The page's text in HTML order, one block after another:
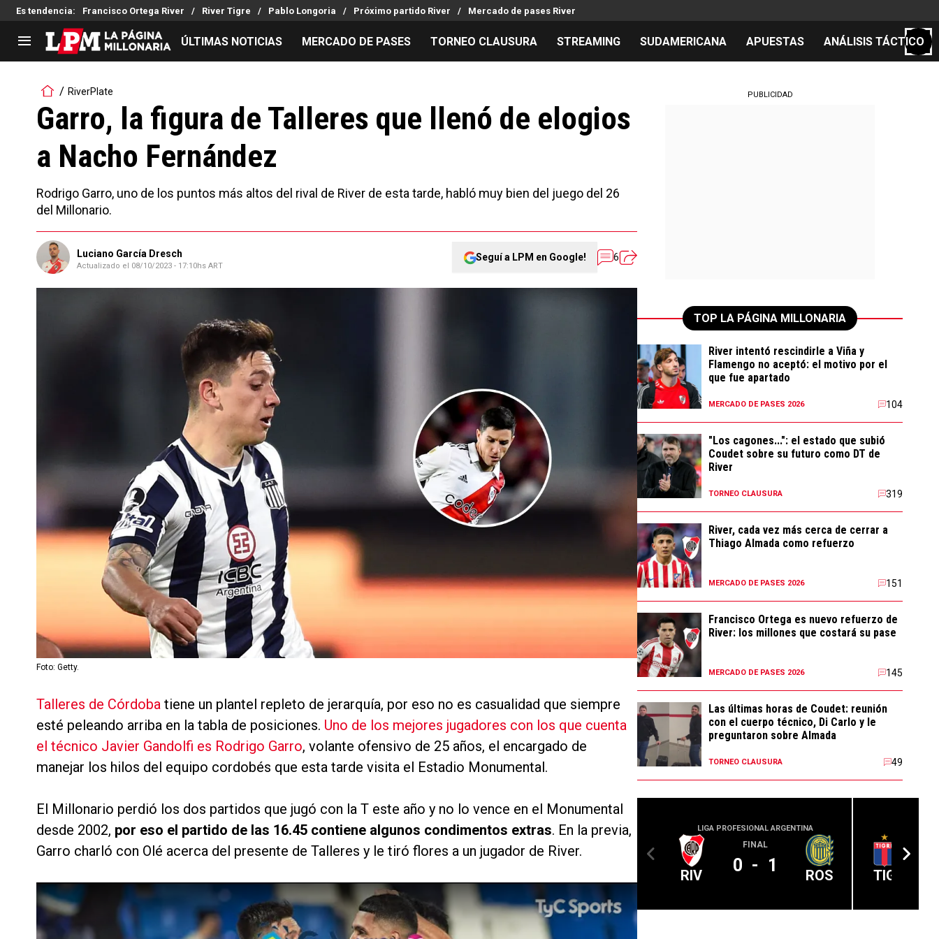
Es tendencia: Francisco Ortega River River Tigre Pablo Longoria Próximo partido River Mercado de pases River
LIGA PROFESIONAL
Noticias
Tabla de posiciones
Fixture
Reserva
Copa Sudamericana
Copa Argentina
Selección Argentina
Mercado de Pases
Análisis tácticos
Streaming
Entradas
Noticias
Guías
ÚLTIMAS NOTICIAS MERCADO DE PASES TORNEO CLAUSURA STREAMING SUDAMERICANA APUESTAS ANÁLISIS TÁCTICO
RiverPlate
Garro, la figura de Talleres que llenó de elogios
a Nacho Fernández
Rodrigo Garro, uno de los puntos más altos del rival de River de esta tarde, habló muy bien del juego del 26
del Millonario.
Luciano García Dresch
Actualizado el 08/10/2023 - 17:10hs ART
Seguí a LPM en Google! 6
Foto: Getty.
Talleres de Córdoba tiene un plantel repleto de jerarquía, por eso no es casualidad que siempre
esté peleando arriba en la tabla de posiciones. Uno de los mejores jugadores con los que cuenta
el técnico Javier Gandolfi es Rodrigo Garro, volante ofensivo de 25 años, el encargado de
manejar los hilos del equipo cordobés que esta tarde visita el Estadio Monumental.
El Millonario perdió los dos partidos que jugó con la T este año y no lo vence en el Monumental
desde 2002, por eso el partido de las 16.45 contiene algunos condimentos extras. En la previa,
Garro charló con Olé acerca del presente de Talleres y le tiró flores a un jugador de River.
PUBLICIDAD
TOP LA PÁGINA MILLONARIA
River intentó rescindirle a Viña y
Flamengo no aceptó: el motivo por el
que fue apartado
MERCADO DE PASES 2026 104
"Los cagones...": el estado que subió
Coudet sobre su futuro como DT de
River
TORNEO CLAUSURA 319
River, cada vez más cerca de cerrar a
Thiago Almada como refuerzo
MERCADO DE PASES 2026 151
Francisco Ortega es nuevo refuerzo de
River: los millones que costará su pase
MERCADO DE PASES 2026 145
Las últimas horas de Coudet: reunión
con el cuerpo técnico, Di Carlo y le
preguntaron sobre Almada
TORNEO CLAUSURA 49
LIGA PROFESIONAL ARGENTINA
RIV
FINAL
0 - 1 ROS TIG